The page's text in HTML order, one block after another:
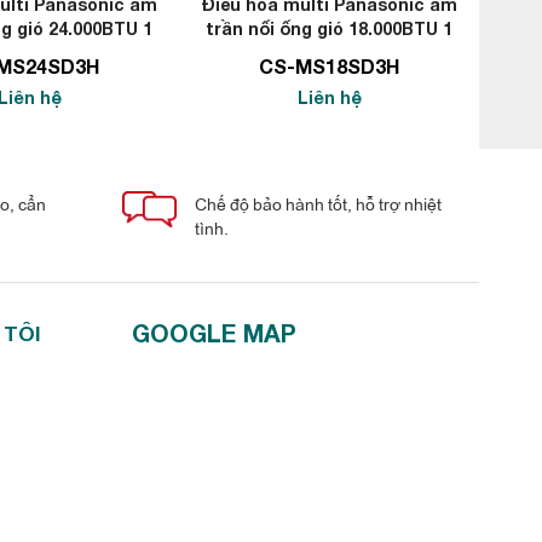
Panasonic âm
gió 24.000BTU 1
hệ
Điều hòa multi Panasonic âm
trần nối ống gió 18.000BTU 1
CS-MS18SD3H
Liên hệ
cẩn
Chế độ bảo hành tốt, hỗ trợ nhiệt
tình.
GOOGLE MAP